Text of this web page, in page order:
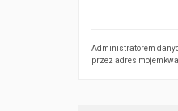
Administratorem
przez adres